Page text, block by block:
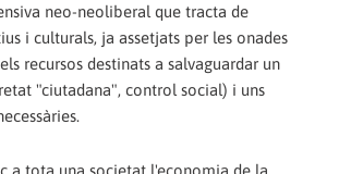
neo-neoliberal que tracta de
i culturals, ja assetjats per les onades
recursos destinats a salvaguardar un
"ciutadana", control social) i uns